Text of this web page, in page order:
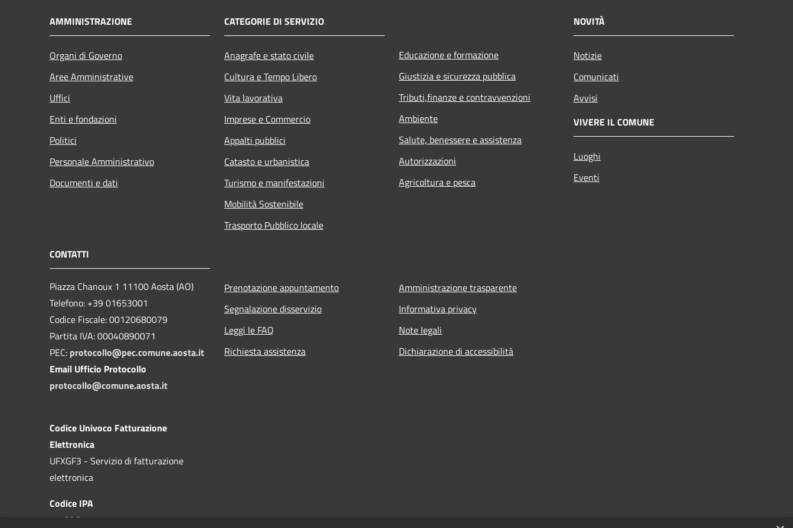
AMMINISTRAZIONE
Organi di Governo
Aree Amministrative
Uffici
Enti e fondazioni
Politici
Personale Amministrativo
Documenti e dati
CATEGORIE DI SERVIZIO
Anagrafe e stato civile
Cultura e Tempo Libero
Vita lavorativa
Imprese e Commercio
Appalti pubblici
Catasto e urbanistica
Turismo e manifestazioni
Mobilità Sostenibile
Trasporto Pubblico locale
Educazione e formazione
Giustizia e sicurezza pubblica
Tributi,finanze e contravvenzioni
Ambiente
Salute, benessere e assistenza
Autorizzazioni
Agricoltura e pesca
NOVITÀ
Notizie
Comunicati
Avvisi
VIVERE IL COMUNE
Luoghi
Eventi
CONTATTI
Piazza Chanoux 1 11100 Aosta (AO)
Telefono: +39 01653001
Codice Fiscale: 00120680079
Partita IVA: 00040890071
PEC: protocollo@pec.comune.aosta.it
Email Ufficio Protocollo
protocollo@comune.aosta.it
Codice Univoco Fatturazione
Elettronica
UFXGF3 - Servizio di fatturazione
elettronica
Codice IPA
c_a326
Prenotazione appuntamento
Segnalazione disservizio
Leggi le FAQ
Richiesta assistenza
Amministrazione trasparente
Informativa privacy
Note legali
Dichiarazione di accessibilità